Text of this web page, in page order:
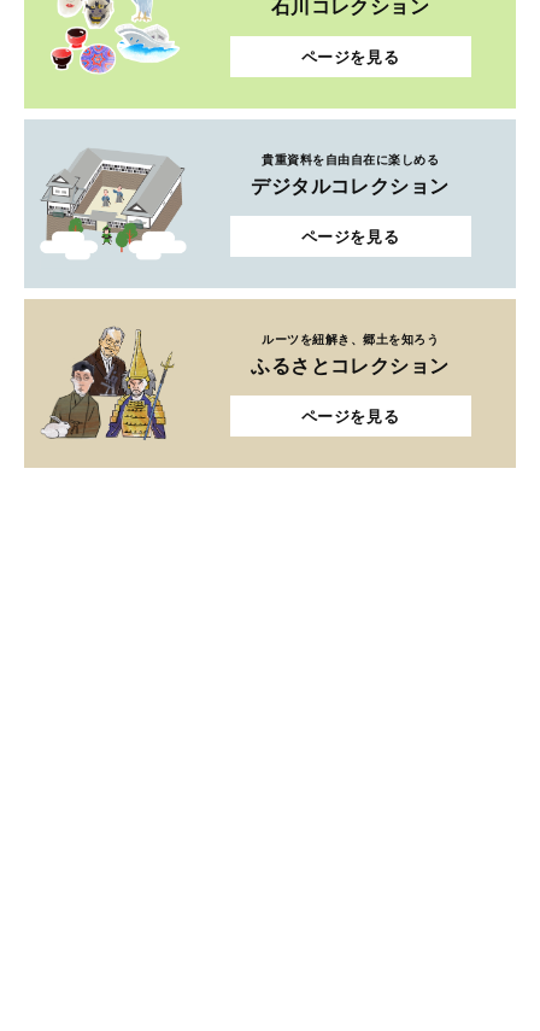
石川コレクション
ページを見る
貴重資料を自由自在に楽しめる
デジタルコレクション
ページを見る
ルーツを紐解き、郷土を知ろう
ふるさとコレクション
ページを見る